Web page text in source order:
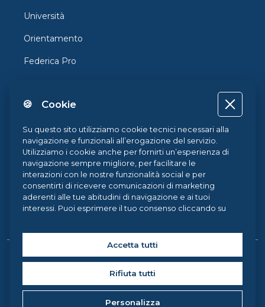
Università
Orientamento
Federica Pro
Federica Coursera
Accessibilità
Privacy
Termini e Condizioni
Cookie Policy
Copyright © 2026 Federica Weblearning, all rights reserved. |
Federica Weblearning - Centro di Ateneo per l'Innovazione, la
Sperimentazione e la Diffusione della Didattica Multimediale
Università degli Studi di Napoli Federico II, via Partenope 36 -
🍪 Cookie
Su questo sito utilizziamo cookie tecnici necessari alla
navigazione e funzionali all’erogazione del servizio.
Utilizziamo i cookie anche per fornirti un’esperienza di
navigazione sempre migliore, per facilitare le
interazioni con le nostre funzionalità social e per
consentirti di ricevere comunicazioni di marketing
aderenti alle tue abitudini di navigazione e ai tuoi
interessi. Puoi esprimere il tuo consenso cliccando su
tue preferenze accedendo al nostro
visitando la nostraCookie Policy.
Accetta tutti
Rifiuta tutti
Personalizza